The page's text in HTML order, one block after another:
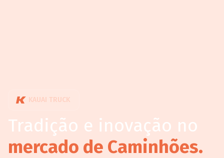
KAUAI TRUCK
Tradição e inovação no
mercado de Caminhões.